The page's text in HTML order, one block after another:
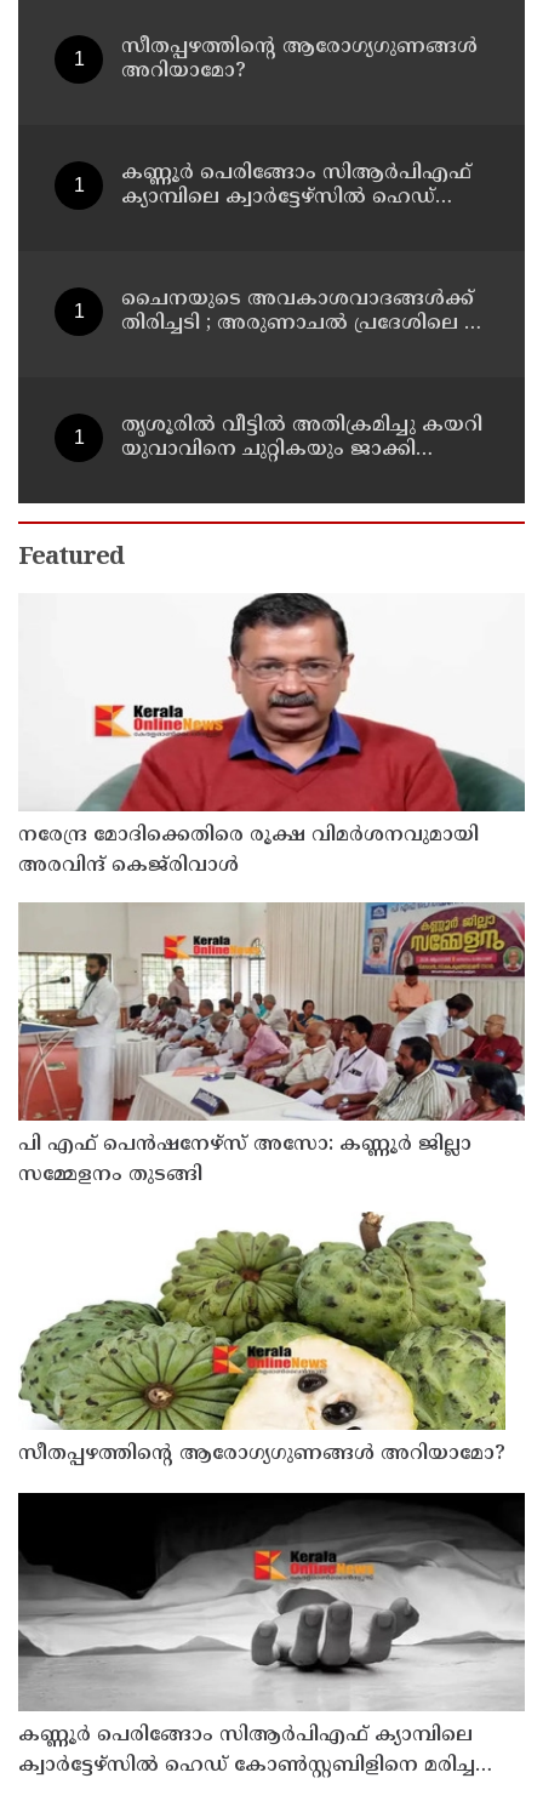
സീതപ്പഴത്തിന്റെ ആരോഗ്യഗുണങ്ങൾ
അറിയാമോ?
കണ്ണൂര്‍ പെരിങ്ങോം സിആര്‍പിഎഫ്
ക്യാമ്പിലെ ക്വാര്‍ട്ടേഴ്സില്‍ ഹെഡ്
ചൈനയുടെ അവകാശവാദങ്ങൾക്ക്
തിരിച്ചടി ; അരുണാചൽ പ്രദേശിലെ 27
തൃശൂരിൽ വീട്ടിൽ അതിക്രമിച്ചു കയറി
യുവാവിനെ ചുറ്റികയും ജാക്കി
കൊലപ്പെടുത്താൻ ശ്രമിച്ച കേസ് :
രണ്ടു പേർ പിടിയിൽ
Featured
നരേന്ദ്ര മോദിക്കെതിരെ രൂക്ഷ വിമർശനവുമായി
അരവിന്ദ് കെജ്‌രിവാൾ
പി എഫ് പെൻഷനേഴ്സ് അസോ: കണ്ണൂർ ജില്ലാ
സമ്മേളനം തുടങ്ങി
സീതപ്പഴത്തിന്റെ ആരോഗ്യഗുണങ്ങൾ അറിയാമോ?
കണ്ണൂര്‍ പെരിങ്ങോം സിആര്‍പിഎഫ് ക്യാമ്പിലെ
ക്വാര്‍ട്ടേഴ്സില്‍ ഹെഡ് കോണ്‍സ്റ്റബിളിനെ മരിച്ച